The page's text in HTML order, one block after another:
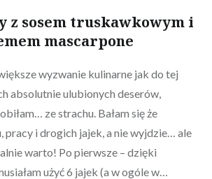
z sosem truskawkowym i
mascarpone
wyzwanie kulinarne jak do tej
absolutnie ulubionych deserów,
ze strachu. Bałam się że
pracy i drogich jajek, a nie wyjdzie… ale
warto! Po pierwsze – dzięki
użyć 6 jajek (a w ogóle w…